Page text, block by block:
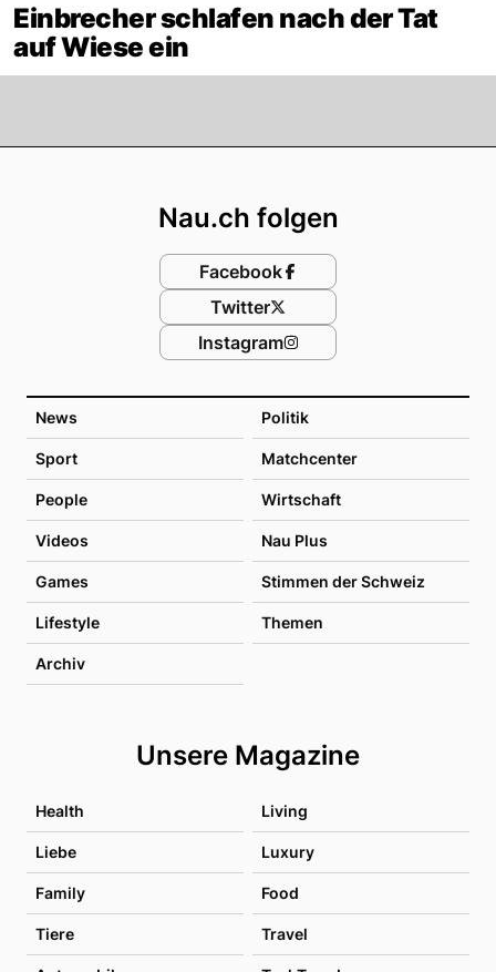
Einbrecher schlafen nach der Tat
auf Wiese ein
News Politik
Sport Matchcenter
People Wirtschaft
Videos Nau Plus
Games Stimmen der Schweiz
Lifestyle Themen
Archiv
Unsere Magazine
Health Living
Liebe Luxury
Family Food
Tiere Travel
Nau.ch folgen
Facebook
Twitter
Instagram